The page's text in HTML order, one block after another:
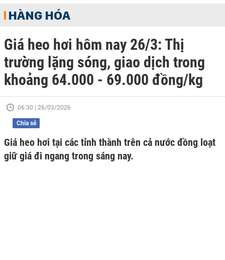
HÀNG HÓA
Giá heo hơi hôm nay 26/3: Thị
trường lặng sóng, giao dịch trong
khoảng 64.000 - 69.000 đồng/kg
06:30 | 26/03/2026
Chia sẻ
Giá heo hơi tại các tỉnh thành trên cả nước đồng loạt
giữ giá đi ngang trong sáng nay.